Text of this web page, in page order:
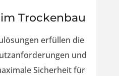
Trockenbau
erfüllen die
und
Sicherheit für